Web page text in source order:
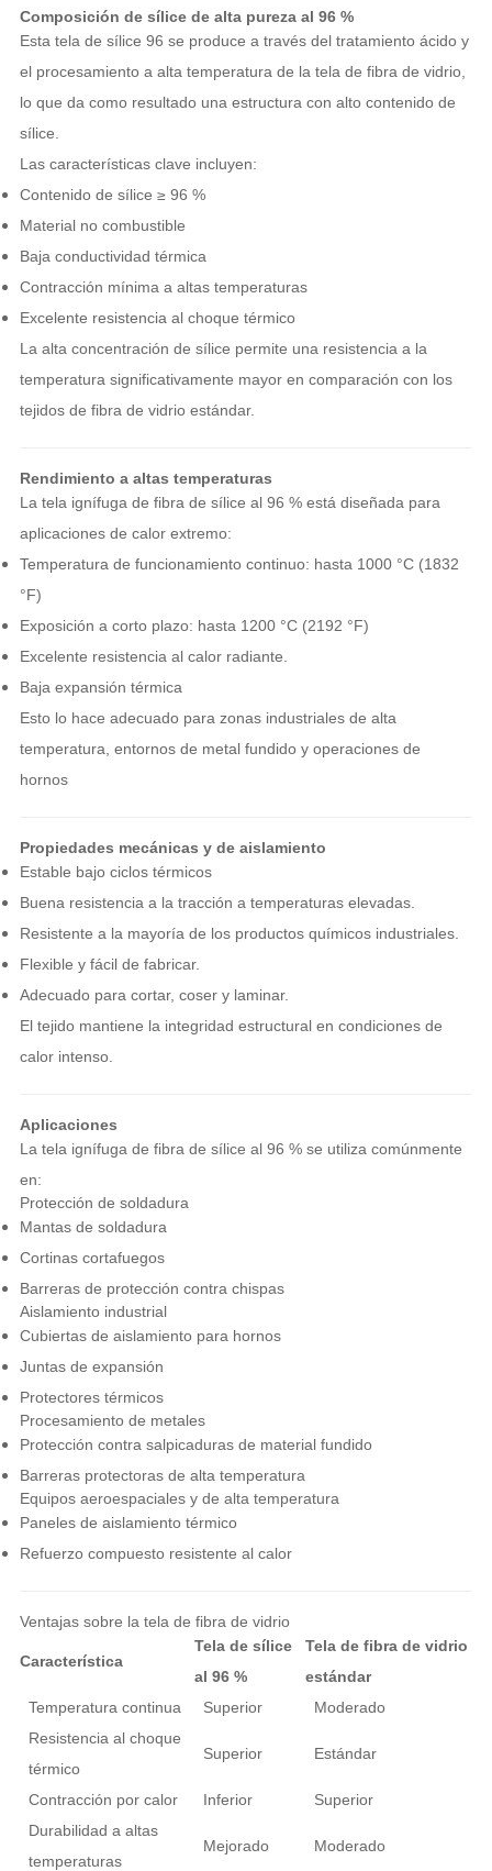
Composición de sílice de alta pureza al 96 %
Esta tela de sílice 96 se produce a través del tratamiento ácido y
el procesamiento a alta temperatura de la tela de fibra de vidrio,
lo que da como resultado una estructura con alto contenido de
sílice.
Las características clave incluyen:
Contenido de sílice ≥ 96 %
Material no combustible
Baja conductividad térmica
Contracción mínima a altas temperaturas
Excelente resistencia al choque térmico
La alta concentración de sílice permite una resistencia a la
temperatura significativamente mayor en comparación con los
tejidos de fibra de vidrio estándar.
Rendimiento a altas temperaturas
La tela ignífuga de fibra de sílice al 96 % está diseñada para
aplicaciones de calor extremo:
Temperatura de funcionamiento continuo: hasta 1000 °C (1832
°F)
Exposición a corto plazo: hasta 1200 °C (2192 °F)
Excelente resistencia al calor radiante.
Baja expansión térmica
Esto lo hace adecuado para zonas industriales de alta
temperatura, entornos de metal fundido y operaciones de
hornos
Propiedades mecánicas y de aislamiento
Estable bajo ciclos térmicos
Buena resistencia a la tracción a temperaturas elevadas.
Resistente a la mayoría de los productos químicos industriales.
Flexible y fácil de fabricar.
Adecuado para cortar, coser y laminar.
El tejido mantiene la integridad estructural en condiciones de
calor intenso.
Aplicaciones
La tela ignífuga de fibra de sílice al 96 % se utiliza comúnmente
en:
Protección de soldadura
Mantas de soldadura
Cortinas cortafuegos
Barreras de protección contra chispas
Aislamiento industrial
Cubiertas de aislamiento para hornos
Juntas de expansión
Protectores térmicos
Procesamiento de metales
Protección contra salpicaduras de material fundido
Barreras protectoras de alta temperatura
Equipos aeroespaciales y de alta temperatura
Paneles de aislamiento térmico
Refuerzo compuesto resistente al calor
Ventajas sobre la tela de fibra de vidrio
Característica
Tela de sílice
al 96 %
Tela de fibra de vidrio
estándar
Temperatura continua
Superior
Moderado
Resistencia al choque
térmico
Superior Estándar
Contracción por calor Inferior
Superior
Durabilidad a altas
temperaturas
Mejorado Moderado